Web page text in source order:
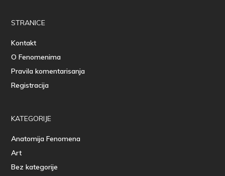
STRANICE
Kontakt
O Fenomenima
Pravila komentarisanja
Registracija
KATEGORIJE
Anatomija Fenomena
Art
Bez kategorije